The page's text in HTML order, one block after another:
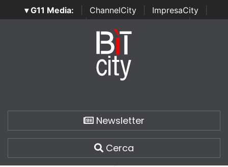
▾ G11 Media: ChannelCity ImpresaCity
SecurityOpenLab | Italian Channel Awards | Italian
Italian Security Awards
Newsletter
Cerca